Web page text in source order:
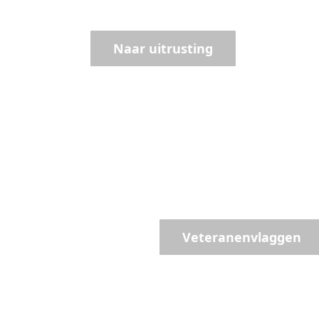
Naar uitrusting
Veteranenvlaggen